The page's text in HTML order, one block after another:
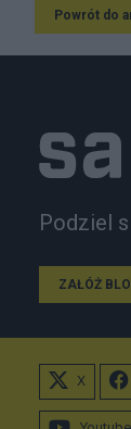
Powrót do
Podziel
ZAŁÓŻ
X